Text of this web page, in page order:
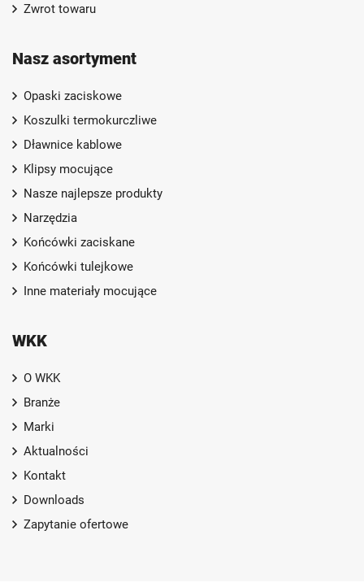
Zwrot towaru
Nasz asortyment
Opaski zaciskowe
Koszulki termokurczliwe
Dławnice kablowe
Klipsy mocujące
Nasze najlepsze produkty
Narzędzia
Końcówki zaciskane
Końcówki tulejkowe
Inne materiały mocujące
WKK
O WKK
Branże
Marki
Aktualności
Kontakt
Downloads
Zapytanie ofertowe